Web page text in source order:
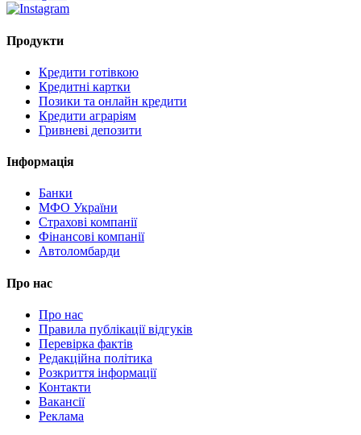
Продукти
Кредити готівкою
Кредитні картки
Позики та онлайн кредити
Кредити аграріям
Гривневі депозити
Інформація
Банки
МФО України
Страхові компанії
Фінансові компанії
Автоломбарди
Про нас
Про нас
Правила публікації відгуків
Перевірка фактів
Редакційна політика
Розкриття інформації
Контакти
Вакансії
Реклама